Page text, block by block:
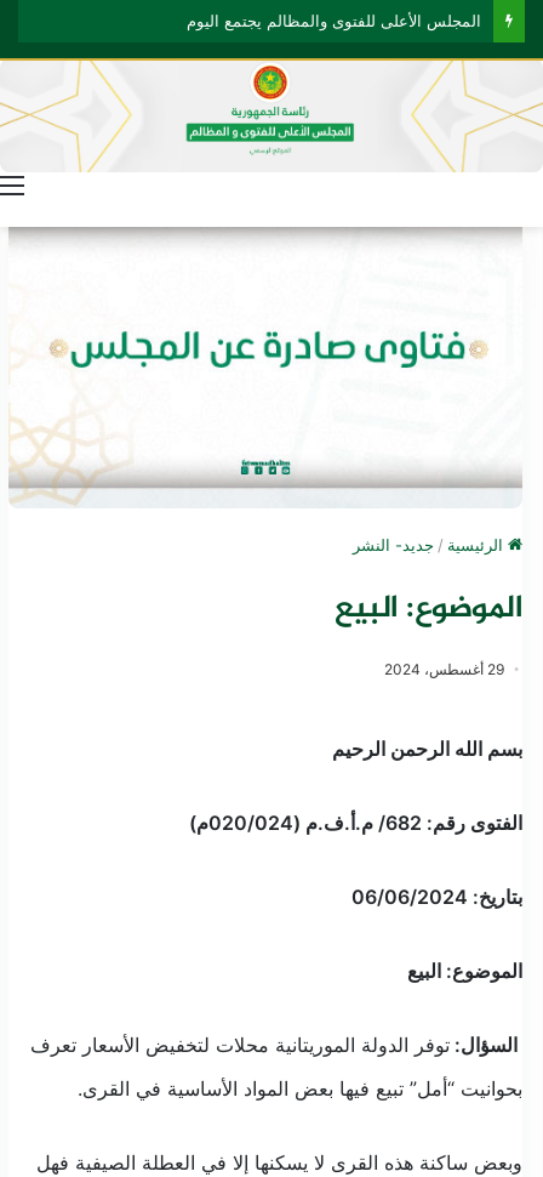
المجلس الأعلى للفتوى والمظالم يجتمع اليوم
الرئيسية / جديد- النشر
الموضوع: البيع
29 أغسطس، 2024
بسم الله الرحمن الرحيم
الفتوى رقم: 682/ م.أ.ف.م ( 020/024م)
بتاريخ: 06/06/2024
الموضوع: البيع
السؤال: توفر الدولة الموريتانية محلات لتخفيض الأسعار تعرف
بحوانيت “أمل” تبيع فيها بعض المواد الأساسية في القرى.
وبعض ساكنة هذه القرى لا يسكنها إلا في العطلة الصيفية فهل